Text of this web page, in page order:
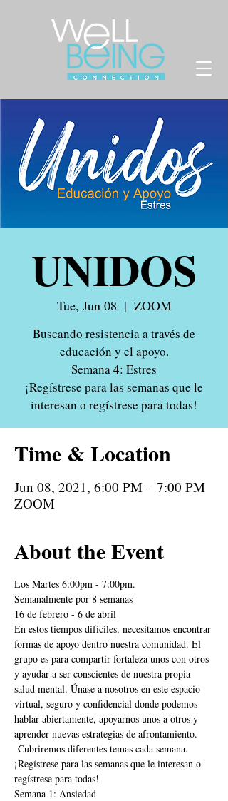
UNIDOS
Tue, Jun 08
  |
ZOOM
Buscando resistencia a través de
educación y el apoyo.
Semana 4: Estres
¡Regístrese para las semanas que le
interesan o regístrese para todas!
Time & Location
Jun 08, 2021, 6:00 PM – 7:00 PM
ZOOM
About the Event
Los Martes 6:00pm - 7:00pm.
Semanalmente por 8 semanas
16 de febrero - 6 de abril
En estos tiempos difíciles, necesitamos encontrar
formas de apoyo dentro nuestra comunidad. El
grupo es para compartir fortaleza unos con otros
y ayudar a ser conscientes de nuestra propia
salud mental. Únase a nosotros en este espacio
virtual, seguro y confidencial donde podemos
hablar abiertamente, apoyarnos unos a otros y
aprender nuevas estrategias de afrontamiento.
Cubriremos diferentes temas cada semana.
¡Regístrese para las semanas que le interesan o
regístrese para todas!
Semana 1: Ansiedad